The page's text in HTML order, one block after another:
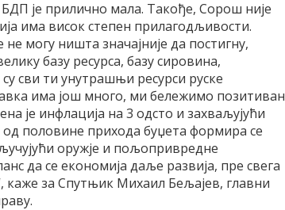
је прилично мала. Такође, Сорош није
има висок степен прилагодљивости.
могу ништа значајније да постигну,
базу ресурса, базу сировина,
сви ти унутрашњи ресурси руске
има још много, ми бележимо позитиван
је инфлација на 3 одсто и захваљујући
половине прихода буџета формира се
оружје и пољопривредне
да се економија даље развија, пре свега
каже за Спутњик Михаил Бељајев, главни